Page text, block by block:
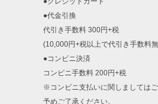
●代金引換
代引き手数料 300円+税
(10,000円+税以上で代引き手数料
●コンビニ決済
コンビニ手数料 200円+税
※コンビニ支払いに関しましては
予めご了承ください。